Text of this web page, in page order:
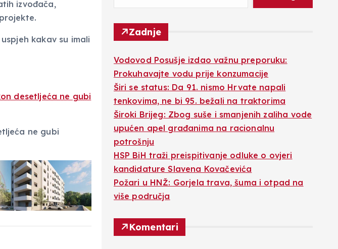
izvođača,
kakav su imali
desetljeća ne gubi
Zadnje
Vodovod Posušje izdao važnu preporuku:
Prokuhavajte vodu prije konzumacije
Širi se status: Da 91. nismo Hrvate napali
tenkovima, ne bi 95. bežali na traktorima
Široki Brijeg: Zbog suše i smanjenih zaliha vode
upućen apel građanima na racionalnu
potrošnju
HSP BiH traži preispitivanje odluke o ovjeri
kandidature Slavena Kovačevića
Požari u HNŽ: Gorjela trava, šuma i otpad na
više područja
Komentari